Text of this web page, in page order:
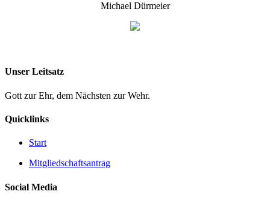
Michael Dürmeier
Unser Leitsatz
Gott zur Ehr, dem Nächsten zur Wehr.
Quicklinks
Start
Mitgliedschaftsantrag
Social Media